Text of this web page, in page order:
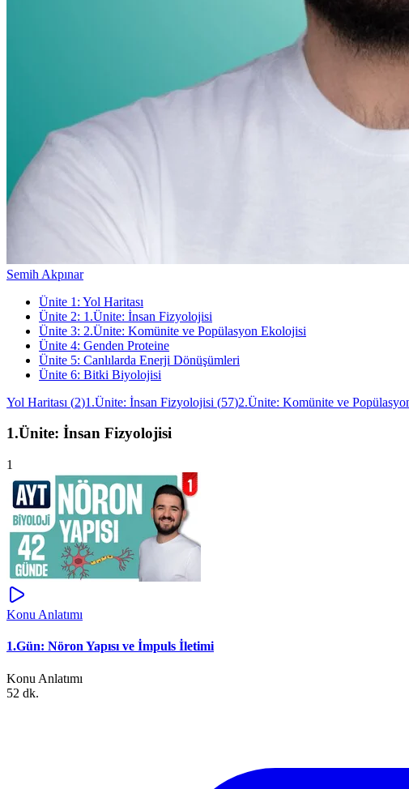
Semih Akpınar
Ünite 1 : Yol Haritası
Ünite 2: 1.Ünite: İnsan Fizyolojisi
Ünite 3: 2.Ünite: Komünite ve Popülasyon Ekolojisi
Ünite 4: Genden Proteine
Ünite 5: Canlılarda Enerji Dönüşümleri
Ünite 6: Bitki Biyolojisi
Yol Haritası (2)1.Ünite: İnsan Fizyolojisi (57)2.Ünite: Komünite ve
1.Ünite: İnsan Fizyolojisi
1
Konu Anlatımı
1.Gün: Nöron Yapısı ve İmpuls İletimi
Konu Anlatımı
52 dk.